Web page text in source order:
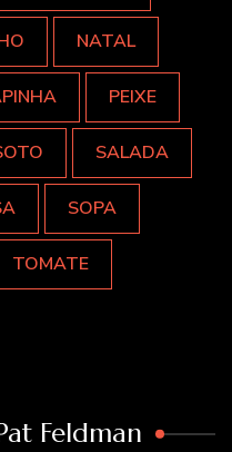
NATAL
PEIXE
SALADA
SOPA
TOMATE
Feldman